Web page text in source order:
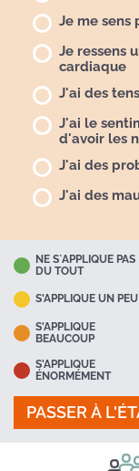
Je me sens
Je ressens
cardiaque
J'ai des
J'ai le
d'avoir les
J'ai des
J'ai des
NE S`APPLIQUE PAS
DU TOUT
S'APPLIQUE UN PEU
S'APPLIQUE
BEAUCOUP
S'APPLIQUE
ÉNORMÉMENT
PASSER À